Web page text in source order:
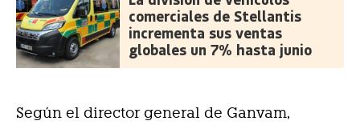
comerciales de Stellantis
incrementa sus ventas
globales un 7% hasta junio
Según el director general de Ganvam,